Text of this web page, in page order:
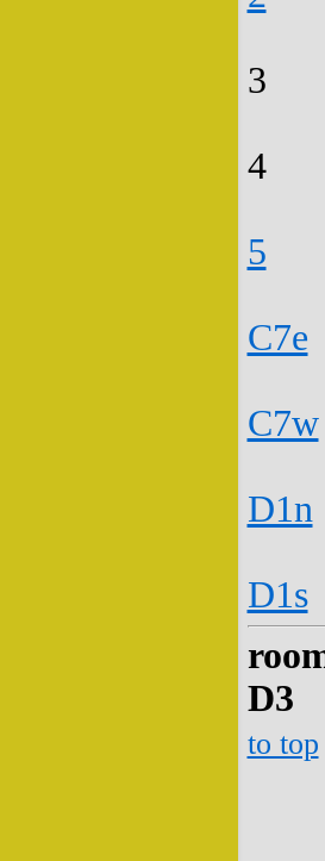
3
4
5
C7e
C7w
D1n
D1s
D3
to top